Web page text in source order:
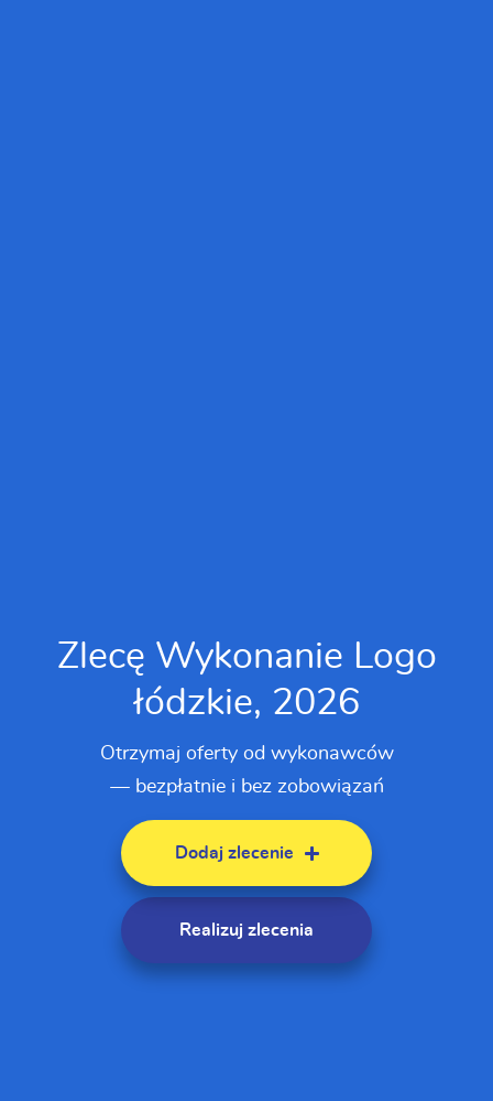
Zlecę Wykonanie Logo
łódzkie, 2026
Otrzymaj oferty od wykonawców
— bezpłatnie i bez zobowiązań
Dodaj zlecenie
Realizuj zlecenia